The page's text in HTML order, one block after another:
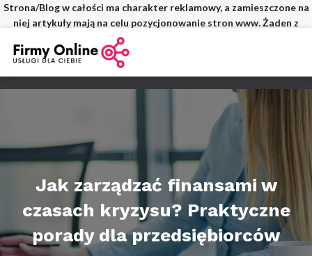
Strona/Blog w całości ma charakter reklamowy, a zamieszczone na
niej artykuły mają na celu pozycjonowanie stron www. Żaden z
wpisów nie pochodzi od użytkowników, a wszystkie zostały
Jak zarządzać finansami w
czasach kryzysu? Praktyczne
porady dla przedsiębiorców